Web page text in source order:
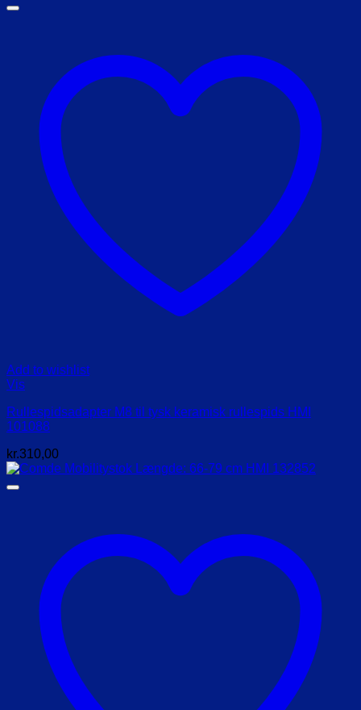
Add to wishlist
Vis
Rullespidsadapter M8 til tysk keramisk rullespids HMI
101088
kr.310,00